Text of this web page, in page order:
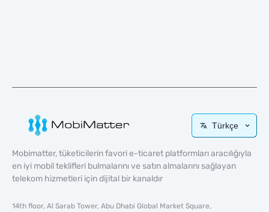
Türkçe
Mobimatter, tüketicilerin favori e-ticaret platformları aracılığıyla
en iyi mobil teklifleri bulmalarını ve satın almalarını sağlayan
telekom hizmetleri için dijital bir kanaldır
14th floor, Al Sarab Tower, Abu Dhabi Global Market Square,